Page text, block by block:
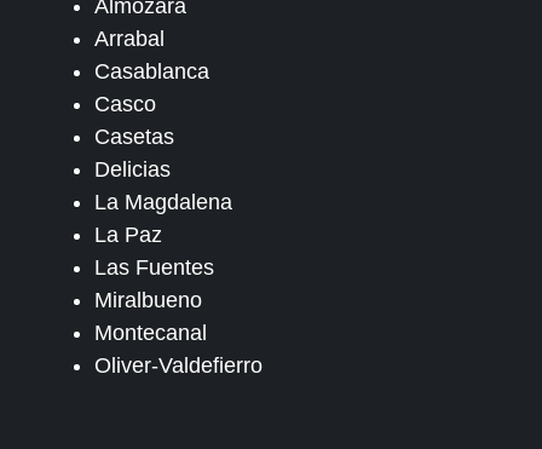
Almozara
Arrabal
Casablanca
Casco
Casetas
Delicias
La Magdalena
La Paz
Las Fuentes
Miralbueno
Montecanal
Oliver-Valdefierro